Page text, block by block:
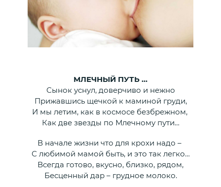
МЛЕЧНЫЙ ПУТЬ …
Сынок уснул, доверчиво и нежно
Прижавшись щечкой к маминой груди,
И мы летим, как в космосе безбрежном,
Как две звезды по Млечному пути…
В начале жизни что для крохи надо –
С любимой мамой быть, и это так легко…
Всегда готово, вкусно, близко, рядом,
Бесценный дар – грудное молоко.